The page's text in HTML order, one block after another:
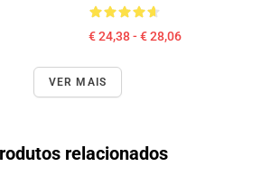
€ 24,38 - € 28,06
VER MAIS
relacionados